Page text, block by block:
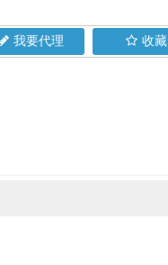
我要代理 收藏